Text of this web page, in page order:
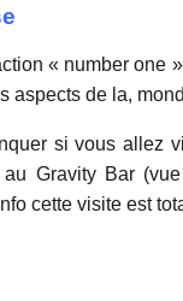
« number
aspects de la,
si vous allez
au Gravity Bar
cette visite est